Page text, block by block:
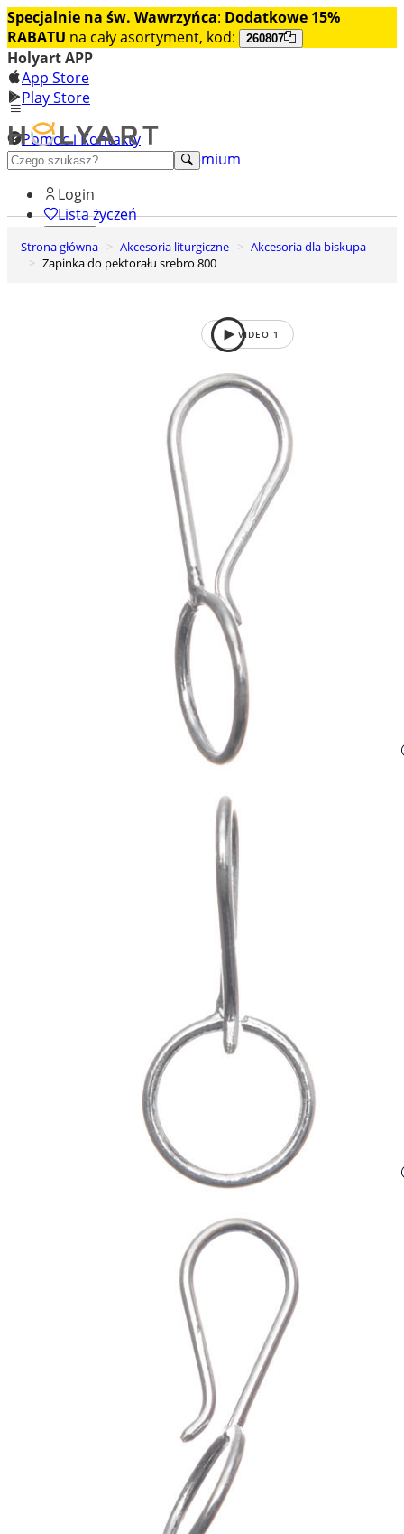
Specjalnie na św. Wawrzyńca: Dodatkowe 15%
RABATU na cały asortyment, kod: 260807
Holyart APP
App Store
Play Store
Pomoc i Kontakty
+48 222 922 860
Odkryj premium
Login
Lista życzeń
0
Koszyk
Strona główna Akcesoria liturgiczne
Akcesoria dla biskupa
Zapinka do pektorału srebro 800
VIDEO 1